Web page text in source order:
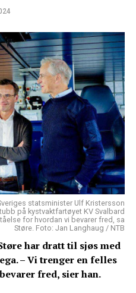
statsminister Ulf Kristersson
på kystvaktfartøyet KV Svalbard
for hvordan vi bevarer fred, sa
Støre. Foto: Jan Langhaug / NTB
har dratt til sjøs med
– Vi trenger en felles
fred, sier han.